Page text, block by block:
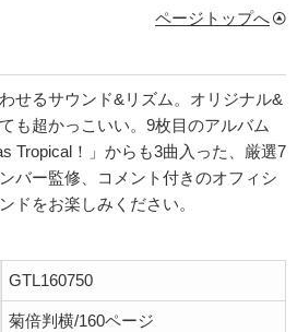
ページトップへ
せるサウンド&リズム。オリジナル&
も超かっこいい。9枚目のアルバム
Tropical！」からも3曲入った、厳選7
バー監修、コメント付きのオフィシ
ドをお楽しみください。
GTL160750
菊倍判横/160ページ